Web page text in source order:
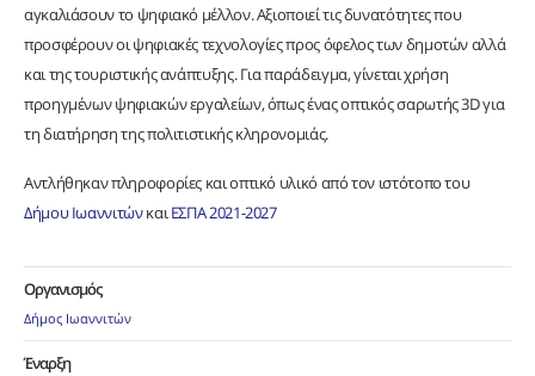
αγκαλιάσουν το ψηφιακό μέλλον. Αξιοποιεί τις δυνατότητες που
προσφέρουν οι ψηφιακές τεχνολογίες προς όφελος των δημοτών αλλά
και της τουριστικής ανάπτυξης. Για παράδειγμα, γίνεται χρήση
προηγμένων ψηφιακών εργαλείων, όπως ένας οπτικός σαρωτής 3D για
τη διατήρηση της πολιτιστικής κληρονομιάς.
Αντλήθηκαν πληροφορίες και οπτικό υλικό από τον ιστότοπο του
Δήμου ΙωαννιτώνκαιΕΣΠΑ 2021-2027
Οργανισμός
Δήμος Ιωαννιτών
Έναρξη